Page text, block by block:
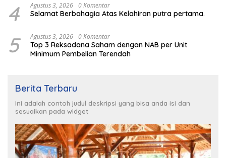
4 Agustus 3, 2026 0 Komentar
Selamat Berbahagia Atas Kelahiran putra pertama.
5 Agustus 3, 2026 0 Komentar
Top 3 Reksadana Saham dengan NAB per Unit
Minimum Pembelian Terendah
Berita Terbaru
Ini adalah contoh judul deskripsi yang bisa anda isi dan
sesuaikan pada widget